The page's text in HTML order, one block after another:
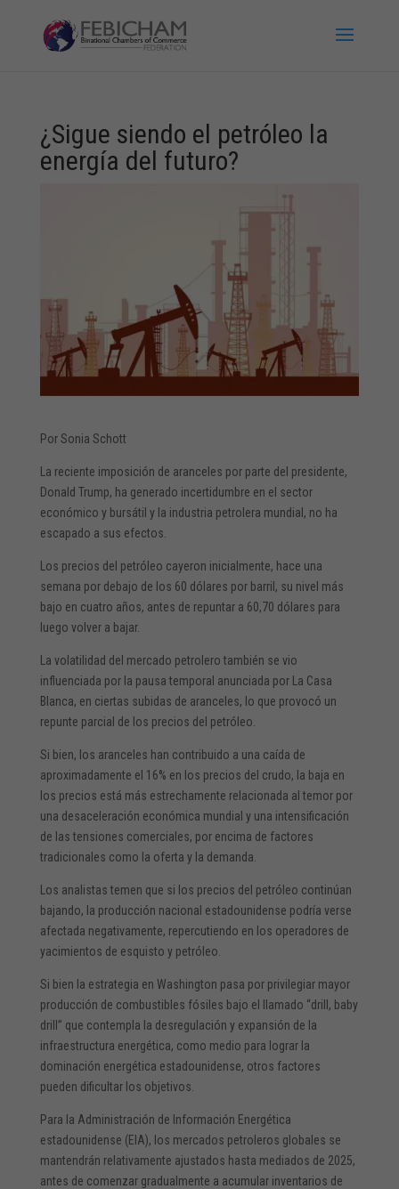
¿Sigue siendo el petróleo la
energía del futuro?
Por Sonia Schott
La reciente imposición de aranceles por parte del presidente,
Donald Trump, ha generado incertidumbre en el sector
económico y bursátil y la industria petrolera mundial, no ha
escapado a sus efectos.
Los precios del petróleo cayeron inicialmente, hace una
semana por debajo de los 60 dólares por barril, su nivel más
bajo en cuatro años, antes de repuntar a 60,70 dólares para
luego volver a bajar.
La volatilidad del mercado petrolero también se vio
influenciada por la pausa temporal anunciada por La Casa
Blanca, en ciertas subidas de aranceles, lo que provocó un
repunte parcial de los precios del petróleo.
Si bien, los aranceles han contribuido a una caída de
aproximadamente el 16% en los precios del crudo, la baja en
los precios está más estrechamente relacionada al temor por
una desaceleración económica mundial y una intensificación
de las tensiones comerciales, por encima de factores
tradicionales como la oferta y la demanda.
Los analistas temen que si los precios del petróleo continúan
bajando, la producción nacional estadounidense podría verse
afectada negativamente, repercutiendo en los operadores de
yacimientos de esquisto y petróleo.
Si bien la estrategia en Washington pasa por privilegiar mayor
producción de combustibles fósiles bajo el llamado “drill, baby
drill” que contempla la desregulación y expansión de la
infraestructura energética, como medio para lograr la
dominación energética estadounidense, otros factores
pueden dificultar los objetivos.
Para la Administración de Información Energética
estadounidense (EIA), los mercados petroleros globales se
mantendrán relativamente ajustados hasta mediados de 2025,
antes de comenzar gradualmente a acumular inventarios de